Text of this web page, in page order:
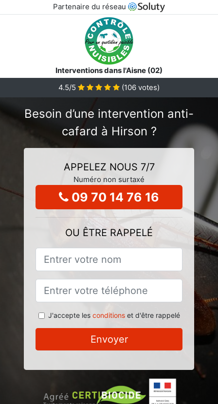
Partenaire du réseau
Interventions dans l'Aisne (02)
4.5/5
(106 votes)
Besoin d’une intervention anti-
cafard à Hirson ?
APPELEZ NOUS 7/7
Numéro non surtaxé
09 70 14 76 16
OU ÊTRE RAPPELÉ
J'accepte les conditionset d'être rappelé
Envoyer